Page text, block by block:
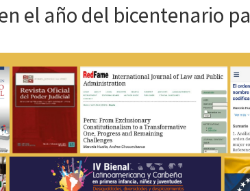
el año del bicentenario